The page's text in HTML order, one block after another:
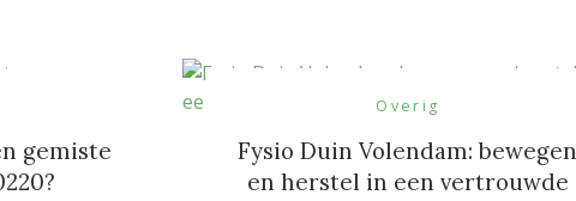
gemiste
Overig
Fysio Duin Volendam: bewegen
en herstel in een vertrouwde